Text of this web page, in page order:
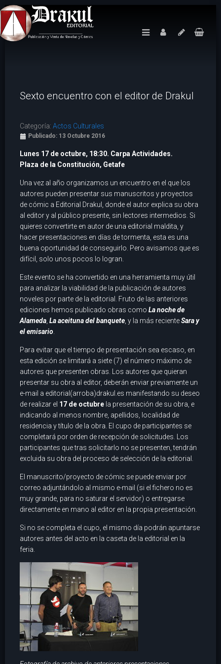
Sexto encuentro con el editor de Drakul
Categoría: Actos Culturales
Publicado: 13 Octubre 2016
Lunes 17 de octubre, 18:30. Carpa Actividades.
Plaza de la Constitución, Getafe
Una vez al año organizamos un encuentro en el que los
autores pueden presentar sus manuscritos y proyectos
de cómic a Editorial Drakul, donde el autor explica su obra
al editor y al público presente, sin lectores intermedios. Si
quieres convertirte en autor de una editorial maldita, y
hacer presentaciones en días de tormenta, esta es una
buena oportunidad de conseguirlo. Pero avisamos que es
difícil, solo unos pocos lo logran.
Este evento se ha convertido en una herramienta muy útil
para analizar la viabilidad de la publicación de autores
noveles por parte de la editorial. Fruto de las anteriores
ediciones hemos publicado obras como La noche de
Alameda La aceituna del banquete , y la más recienteSara y
el emisario
Para evitar que el tiempo de presentación sea escaso, en
esta edición se limitará a siete (7) el número máximo de
autores que presenten obras. Los autores que quieran
presentar su obra al editor, deberán enviar previamente un
e-mail a editorial(arroba)drakul.es manifestando su deseo
de realizar el 17 de octubre la presentación de su obra, e
indicando al menos nombre, apellidos, localidad de
residencia y título de la obra. El cupo de participantes se
completará por orden de recepción de solicitudes. Los
participantes que tras solicitarlo no se presenten, tendrán
excluida su obra del proceso de selección de la editorial.
El manuscrito/proyecto de cómic se puede enviar por
correo adjuntándolo al mismo e-mail (si el fichero no es
muy grande, para no saturar el servidor) o entregarse
directamente en mano al editor en la propia presentación.
Si no se completa el cupo, el mismo día podrán apuntarse
autores antes del acto en la caseta de la editorial en la
feria.